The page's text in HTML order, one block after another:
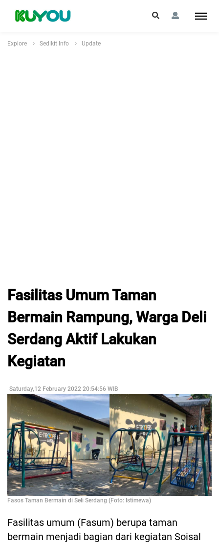
Explore Sedikit Info Update
Fasilitas Umum Taman
Bermain Rampung, Warga Deli
Serdang Aktif Lakukan
Kegiatan
Saturday,12 February 2022 20:54:56 WIB
Fasos Taman Bermain di Seli Serdang (Foto: Istimewa)
Fasilitas umum (Fasum) berupa taman
bermain menjadi bagian dari kegiatan Soisal